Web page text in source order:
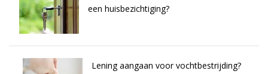
een huisbezichtiging?
Lening aangaan voor vochtbestrijding?